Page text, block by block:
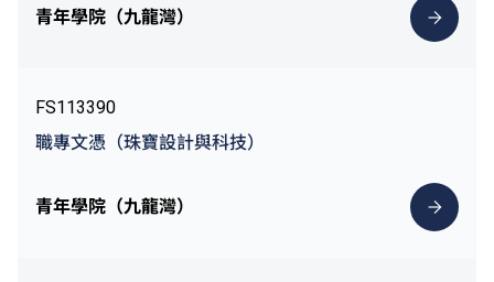
青年學院（九龍灣）
FS113390
職專文憑（珠寶設計與科技）
青年學院（九龍灣）